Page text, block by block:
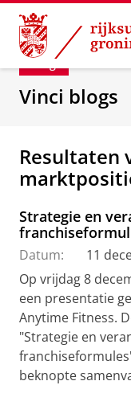
Skip
Content
Skip
Navigation
Blog
Vinci blogs
Resultaten
Strategie en
Datum:
11
Op vrijdag 8
een presentatie
Anytime Fitness.
"Strategie en
beknopte